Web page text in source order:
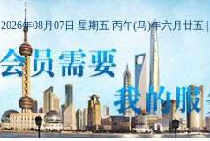
2026年08月07日 星期五 丙午(马)年六月廿五 |